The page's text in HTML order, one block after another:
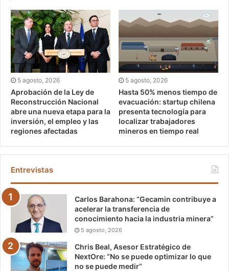
5 agosto, 2026
Aprobación de la Ley de
Reconstrucción Nacional
abre una nueva etapa para la
inversión, el empleo y las
regiones afectadas
5 agosto, 2026
Hasta 50% menos tiempo de
evacuación: startup chilena
presenta tecnología para
localizar trabajadores
mineros en tiempo real
Entrevistas
Carlos Barahona: “Gecamin contribuye a
acelerar la transferencia de
conocimiento hacia la industria minera”
5 agosto, 2026
Chris Beal, Asesor Estratégico de
NextOre: “No se puede optimizar lo que
no se puede medir”